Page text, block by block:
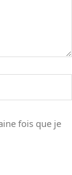
fois que je